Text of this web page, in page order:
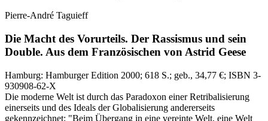
Pierre-André Taguieff
Die Macht des Vorurteils. Der Rassismus und sein
Double. Aus dem Französischen von Astrid Geese
Hamburg: Hamburger Edition 2000; 618 S.; geb., 34,77 €; ISBN 3-
930908-62-X
Die moderne Welt ist durch das Paradoxon einer Retribalisierung
einerseits und des Ideals der Globalisierung andererseits
gekennzeichnet: "Beim Übergang in eine vereinte Welt, eine Welt